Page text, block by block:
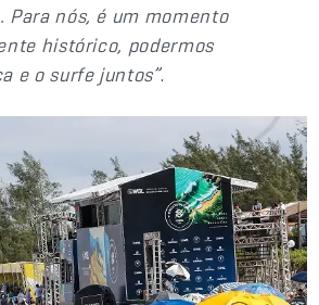
Para nós, é um momento
histórico, podermos
e o surfe juntos”.